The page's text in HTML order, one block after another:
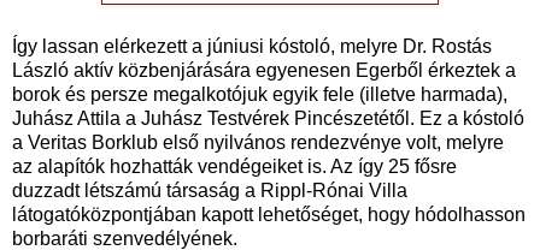
Így lassan elérkezett a júniusi kóstoló, melyre Dr. Rostás
László aktív közbenjárására egyenesen Egerből érkeztek a
borok és persze megalkotójuk egyik fele (illetve harmada),
Juhász Attila a Juhász Testvérek Pincészetétől. Ez a kóstoló
a Veritas Borklub első nyilvános rendezvénye volt, melyre
az alapítók hozhatták vendégeiket is. Az így 25 fősre
duzzadt létszámú társaság a Rippl-Rónai Villa
látogatóközpontjában kapott lehetőséget, hogy hódolhasson
borbaráti szenvedélyének.